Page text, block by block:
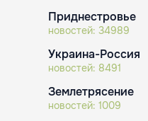
Приднестровье
новостей: 34989
Украина-Россия
новостей: 8491
Землетрясение
новостей: 1009